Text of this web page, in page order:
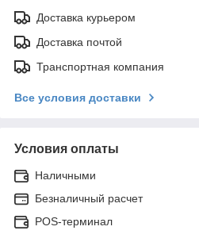
Доставка курьером
Доставка почтой
Транспортная компания
Все условия доставки
Условия оплаты
Наличными
Безналичный расчет
POS-терминал